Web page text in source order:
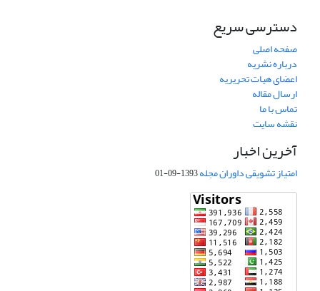
دسترسی سریع
صفحه اصلی
درباره نشریه
اعضای هیات تحریریه
ارسال مقاله
تماس با ما
نقشه سایت
آخرین اخبار
امتیاز تشویقی داوران مجله1393-09-01